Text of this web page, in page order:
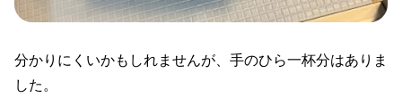
分かりにくいかもしれませんが、手のひら一杯分はありま
した。